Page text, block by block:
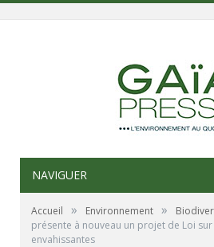
NAVIGUER
Accueil » Environnement »
présente à nouveau un projet de Loi
envahissantes